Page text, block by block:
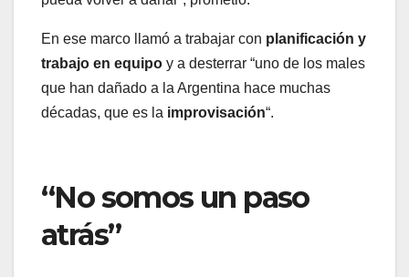
En ese marco llamó a trabajar con planificación y
trabajo en equipo y a desterrar “uno de los males
que han dañado a la Argentina hace muchas
décadas, que es la improvisación“.
“No somos un paso
atrás”